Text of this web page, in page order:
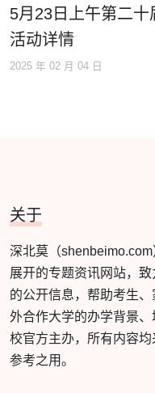
5月23日上午第二
活动详情
2025 年 02 月 04 日
关于
深北莫（
展开的专题资讯网站，
的公开信息，帮助考生
外合作大学的办学背景
校官方主办，所有内容
参考之用。